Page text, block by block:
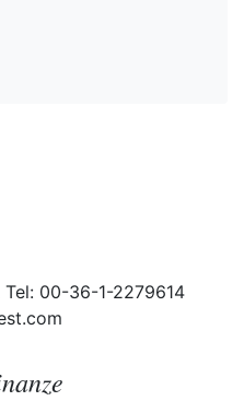
00-36-1-2279614